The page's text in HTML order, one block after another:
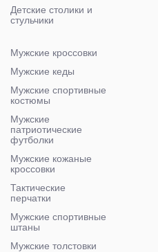
Детские столики и
стульчики
Мужские кроссовки
Мужские кеды
Мужские спортивные
костюмы
Мужские
патриотические
футболки
Мужские кожаные
кроссовки
Тактические
перчатки
Мужские спортивные
штаны
Мужские толстовки